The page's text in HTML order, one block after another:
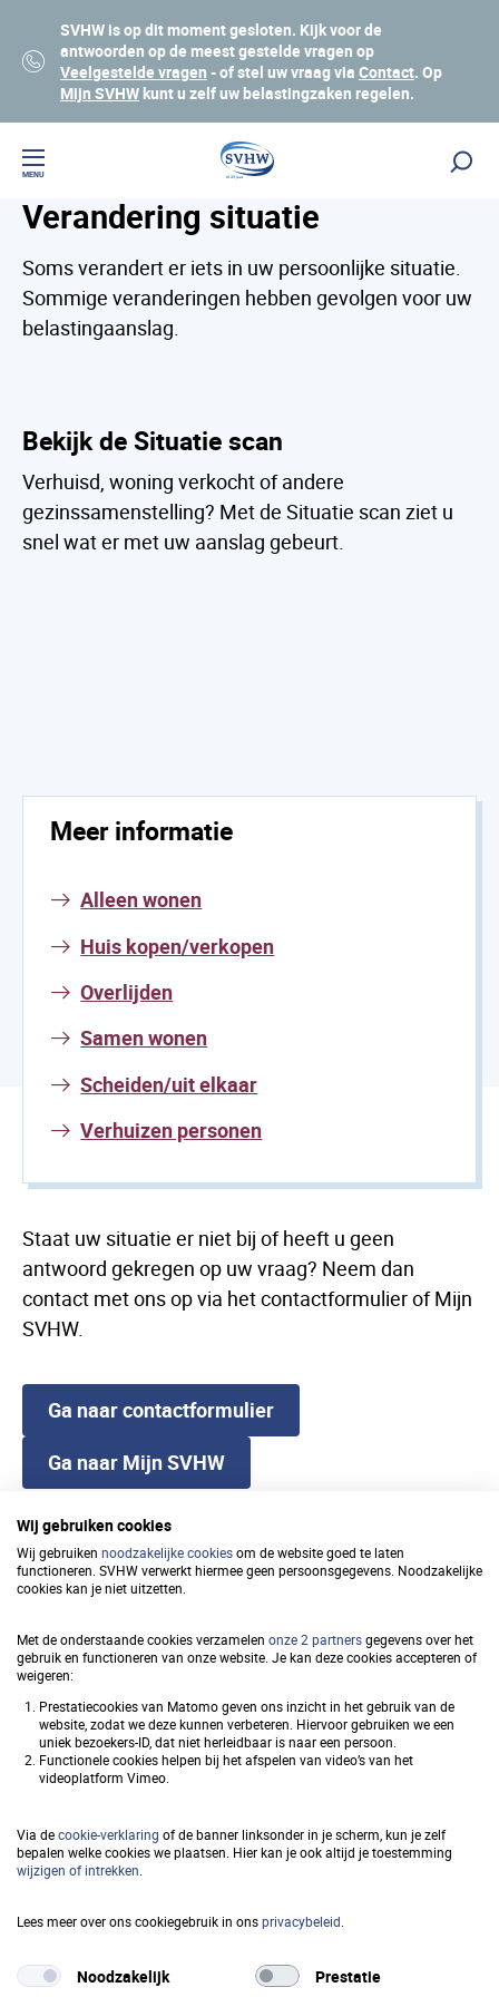
SVHW is op dit moment gesloten. Kijk voor de
antwoorden op de meest gestelde vragen op
Veelgestelde vragen - of stel uw vraag via Contact. Op
Mijn SVHWkunt u zelf uw belastingzaken regelen.
MENU
Verandering situatie
Soms verandert er iets in uw persoonlijke situatie.
Sommige veranderingen hebben gevolgen voor uw
belastingaanslag.
Bekijk de Situatie scan
Verhuisd, woning verkocht of andere
gezinssamenstelling? Met de Situatie scan ziet u
snel wat er met uw aanslag gebeurt.
Meer informatie
Alleen wonen
Huis kopen/verkopen
Overlijden
Samen wonen
Scheiden/uit elkaar
Verhuizen personen
Staat uw situatie er niet bij of heeft u geen
antwoord gekregen op uw vraag? Neem dan
contact met ons op via het contactformulier of Mijn
SVHW.
Ga naar contactformulier
Ga naar Mijn SVHW
Wij gebruiken cookies
Wij gebruiken noodzakelijke cookiesom de website goed te laten
functioneren. SVHW verwerkt hiermee geen persoonsgegevens. Noodzakelijke
cookies kan je niet uitzetten.
Met de onderstaande cookies verzamelen onze 2 partnersgegevens over het
gebruik en functioneren van onze website. Je kan deze cookies accepteren of
weigeren:
Prestatiecookies van Matomo geven ons inzicht in het gebruik van de
website, zodat we deze kunnen verbeteren. Hiervoor gebruiken we een
uniek bezoekers-ID, dat niet herleidbaar is naar een persoon.
Functionele cookies helpen bij het afspelen van video’s van het
videoplatform Vimeo.
Via decookie-verklaring of de banner linksonder in je scherm, kun je zelf
bepalen welke cookies we plaatsen. Hier kan je ook altijd je toestemming
wijzigen of intrekken
Lees meer over ons cookiegebruik in onsprivacybeleid
Noodzakelijk Prestatie
Samenwerkingsverband
Vastgoedinformatie Heffing en
Waardebepaling (SVHW)
Snel naar
Toegankelijkheid
Cookieverklaring